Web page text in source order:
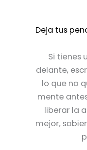
Deja tus
Si tienes
delante,
lo que no
mente
liberar la
mejor,